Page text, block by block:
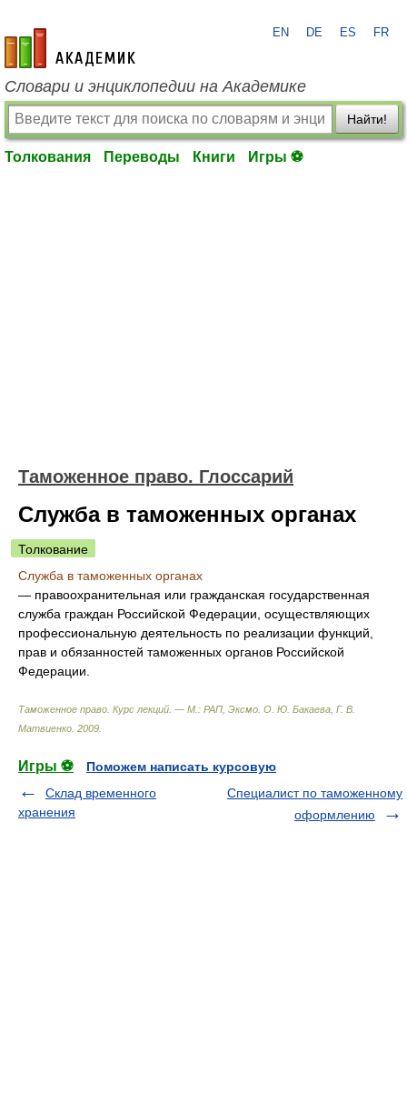
academic.ru
EN DE ES FR
Словари и энциклопедии на Академике
Найти!
Толкования Переводы Книги Игры ⚽
Таможенное право. Глоссарий
Служба в таможенных органах
Толкование
Служба в таможенных органах
— правоохранительная или гражданская государственная
служба граждан Российской Федерации, осуществляющих
профессиональную деятельность по реализации функций,
прав и обязанностей таможенных органов Российской
Федерации.
Таможенное право. Курс лекций. — М.: РАП, Эксмо О. Ю. Бакаева, Г. В.
Матвиенко 2009
Игры ⚽
Поможем написать курсовую
Склад временного
хранения
Специалист по таможенному
оформлению